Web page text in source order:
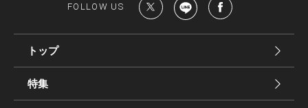
FOLLOW US
トップ
特集